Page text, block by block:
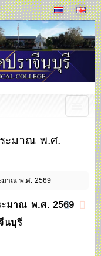
ะมาณ พ.ศ.
มาณ พ.ศ. 2569
ะมาณ พ.ศ. 2569
นบุรี